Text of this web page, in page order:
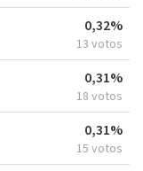
0,32%
13 votos
0,31%
18 votos
0,31%
15 votos